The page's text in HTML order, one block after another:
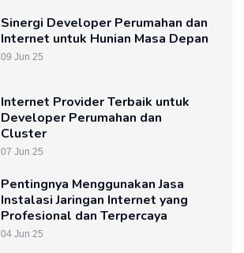
Sinergi Developer Perumahan dan
Internet untuk Hunian Masa Depan
09 Jun 25
Internet Provider Terbaik untuk
Developer Perumahan dan
Cluster
07 Jun 25
Pentingnya Menggunakan Jasa
Instalasi Jaringan Internet yang
Profesional dan Terpercaya
04 Jun 25